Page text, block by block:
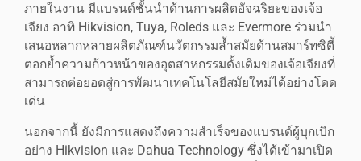
ภายในงาน มีแบรนด์ชั้นนำด้านการผลิตอัจฉริยะของเจ้อ
เจียง อาทิ Hikvision, Tuya, Roleds และ Evermore ร่วมนำ
เสนอหลากหลายผลิตภัณฑ์นวัตกรรมล้ำสมัยด้านสมาร์ทซิตี้
ตอกย้ำความก้าวหน้าของอุตสาหกรรมดั้งเดิมของเจ้อเจียงที่
สามารถต่อยอดสู่การพัฒนาเทคโนโลยีสมัยใหม่ได้อย่างโดด
เด่น
นอกจากนี้ ยังมีการแสดงถึงความสำเร็จของแบรนด์ผู้บุกเบิก
อย่าง Hikvision และ Dahua Technology ซึ่งได้เข้ามาเปิด